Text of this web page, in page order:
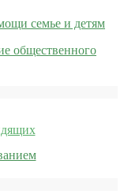
семье и детям
общественного